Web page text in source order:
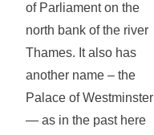
of Parliament on the
north bank of the river
Thames. It also has
another name – the
Palace of Westminster
— as in the past here